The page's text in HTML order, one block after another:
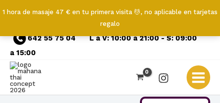
1 hora de masaje 47 € en tu primera visita 💆, no aplicable en tarjetas
regalo
contenido
642 55 75 04
L a V: 10:00 a 21:00 - S: 09:00
a 15:00